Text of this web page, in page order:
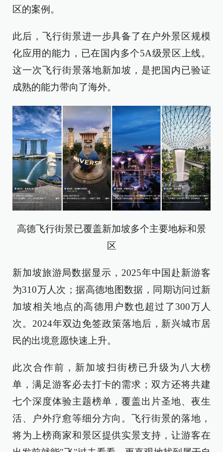
区的案例。
此后，飞行街景进一步具备了在户外景区规模
化应用的能力，已在国内多个5A级景区上线。
这一次飞行街景落地新加坡，是把国内已验证
成熟的能力带向了海外。
高德飞行街景已覆盖新加坡多个主要地标和景
区
新加坡旅游局数据显示，2025年中国赴新游客
为310万人次；据高德地图数据，同期访问过新
加坡相关地点的高德用户数也超过了300万人
次。2024年双边免签政策落地后，新兴城市居
民的出境意愿快速上升。
此次合作前，新加坡扫街榜已升级为八大榜
单，满足游客必去打卡的需求；双方还将共建
七个深度体验主题榜单，覆盖出片圣地、夜生
活、户外疗愈等细分方向。飞行街景的落地，
将为上榜商家和景区提供实景支持，让游客在